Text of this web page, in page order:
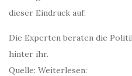
dieser Eindruck auf:
Die Experten beraten die
hinter ihr.
Quelle: Weiterlesen: